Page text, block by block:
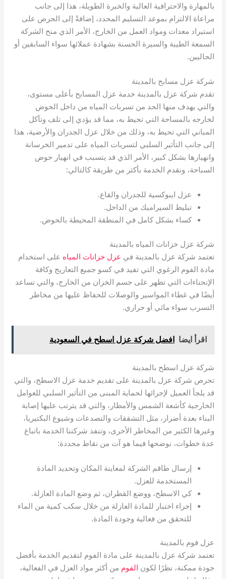
بالمهارة والاحترافية العالية والخبرة الطويلة، هذا إلى جانب
مراعاة الالتزام بموعد التسليم المحدد، إضافةً إلى الحرص على
استيراد معدات ومواد العمل من الخارج، الأمر الذي منح الشركة
السمعة الطيبة والسيرة الحسنة بشهادة عملائها سواء السابقين أو
الحاليين.
شركة عزل مسابح بالمدينة
تقدم شركة عزل بالمدينة خدمة عزل المسابح بأعلى مستوى،
والتي يهدف منها الحد من تسربات المياه من داخل الحوض
لخارجه بالمساحة التي تحيط به، مما قد يؤدي إلى تلف وتآكل
المباني التي تحيط به، وذلك من خلال عزل الجدران والأرضية، هذا
إلى جانب التأثير السلبي لتسربات المياه على تدمير الخرسانة
وانهيارها بشكل كبير، الأمر الذي قد يتسبب في انهيار حوض
السباحة، ونقدم الخدمة بأكثر من طريقة كالتالي:
عزل ايبوكسية للجدران والقاع.
تبليط السيراميك من الداخل.
كساء بشكل كامل في المنطقة المحيطة بالحوض.
شركة عزل خزانات المياه بالمدينة
تعتمد شركة عزل بالمدينة في عزل خزانات المياه على استخدام
مادة الفوم الرغوي التي تفيد في كسو جميع التعاريج وكافة
الإنحناءات التي تظهر على جسم الخزان من الخارج، والتي تساعد
أيضًا في غطاء المواسير والوصلات للحفاظ عليها من مخاطر
التسرب سواء مائي أو حراري.
اقرأ ايضا افضل شركة عزل اسطح في السعودية
شركة عزل اسطح بالمدينة
تحرص شركة عزل بالمدينة على تقديم خدمة عزل الاسطح، والتي
قد يلجأ العميل لإجرائها لحماية المبنى من التأثير السلبي للعوامل
الخارجية كأشعة الشمس والأمطار، والتي قد يترتب عليها إصابة
البناء بعدة أضرار، مثل التشققات والتصدعات وشيوع البكتيريا،
وغيرها الكثير من المخاطر الأخرى، وتنفذ شركتنا الخدمة باتباع
عدة خطوات، نوضحها فيما هو آت من نقاط محددة:
إرسال طاقم الشركة لمعاينة المكان وتحديد المادة
المستخدمة للعزل.
كي الاسطح، ووضع القطران، ثم وضع المادة العازلة.
إجراء اختبار للمادة العازلة من خلال سكب كمية من الماء
للتحقق من فعالية وجودة المادة.
عزل فوم بالمدينة
تعتمد شركة عزل بالمدينة على مادة الفوم لتقديم الخدمة بأفضل
جودة ممكنة، نظرًا لكون الفوم من أكثر مواد العزل في الفعالية،